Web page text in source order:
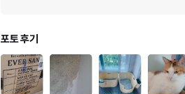
포토 후기